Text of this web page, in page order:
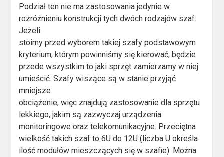
Podział ten nie ma zastosowania jedynie w
rozróżnieniu konstrukcji tych dwóch rodzajów szaf.
Jeżeli
stoimy przed wyborem takiej szafy podstawowym
kryterium, którym powinniśmy się kierować, będzie
przede wszystkim to jaki sprzęt zamierzamy w niej
umieścić. Szafy wiszące są w stanie przyjąć
mniejsze
obciążenie, więc znajdują zastosowanie dla sprzętu
lekkiego, jakim są zazwyczaj urządzenia
monitoringowe oraz telekomunikacyjne. Przeciętna
wielkość takich szaf to 6U do 12U (liczba U określa
ilość modułów mieszczących się w szafie). Można